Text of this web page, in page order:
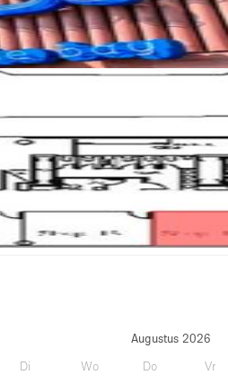
Augustus 2026
Di Wo Do Vr